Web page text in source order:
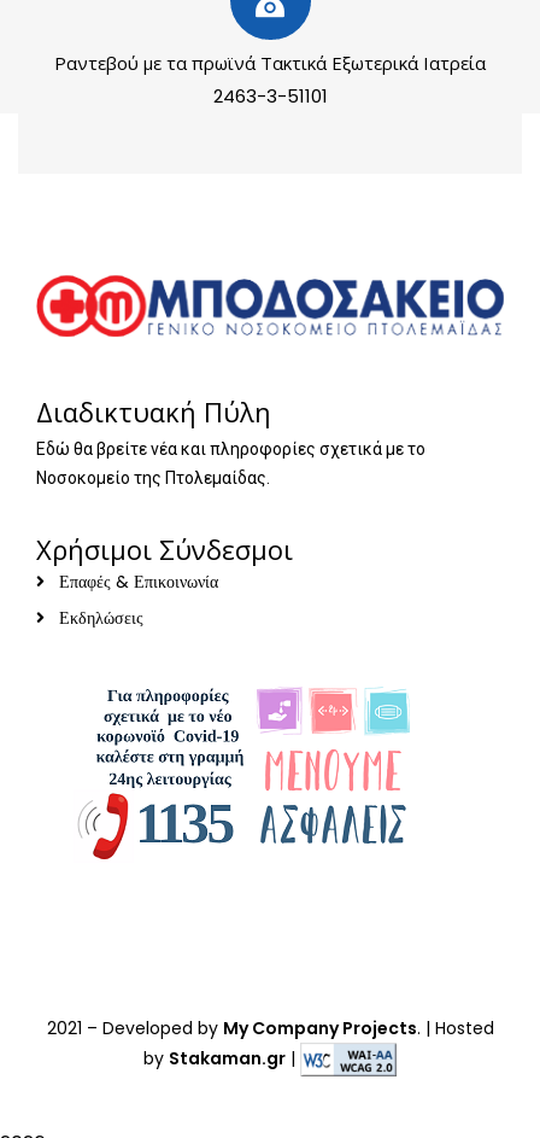
Ραντεβού με τα πρωϊνά Τακτικά Εξωτερικά Ιατρεία
2463-3-51101
Διαδικτυακή Πύλη
Εδώ θα βρείτε νέα και πληροφορίες σχετικά με το
Νοσοκομείο της Πτολεμαίδας.
Χρήσιμοι Σύνδεσμοι
Επαφές & Επικοινωνία
Εκδηλώσεις
2021 – Developed by My Company Projects. | Hosted
by Stakaman.gr |